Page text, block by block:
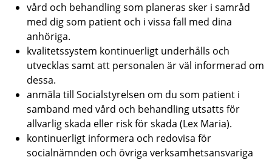
vård och behandling som planeras sker i samråd
med dig som patient och i vissa fall med dina
anhöriga.
kvalitetssystem kontinuerligt underhålls och
utvecklas samt att personalen är väl informerad om
dessa.
anmäla till Socialstyrelsen om du som patient i
samband med vård och behandling utsatts för
allvarlig skada eller risk för skada (Lex Maria).
kontinuerligt informera och redovisa för
socialnämnden och övriga verksamhetsansvariga